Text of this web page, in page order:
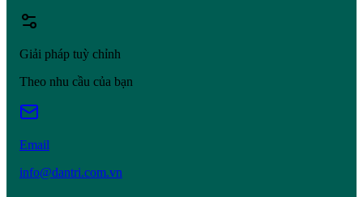
Giải pháp tuỳ chỉnh
Theo nhu cầu của bạn
Email
info@dantri.com.vn